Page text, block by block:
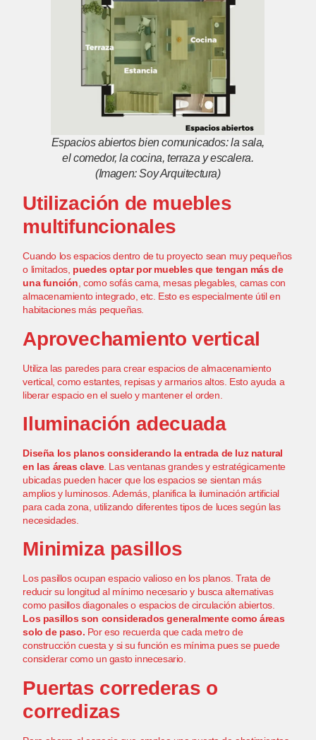
Espacios abiertos bien comunicados: la sala,
el comedor, la cocina, terraza y escalera.
(Imagen: Soy Arquitectura)
Utilización de muebles
multifuncionales
Cuando los espacios dentro de tu proyecto sean muy pequeños
o limitados, puedes optar por muebles que tengan más de
una función, como sofás cama, mesas plegables, camas con
almacenamiento integrado, etc. Esto es especialmente útil en
habitaciones más pequeñas.
Aprovechamiento vertical
Utiliza las paredes para crear espacios de almacenamiento
vertical, como estantes, repisas y armarios altos. Esto ayuda a
liberar espacio en el suelo y mantener el orden.
Iluminación adecuada
Diseña los planos considerando la entrada de luz natural
en las áreas clave. Las ventanas grandesy estratégicamente
ubicadas pueden hacer que los espacios se sientan más
amplios y luminosos. Además, planifica la iluminación artificial
para cada zona, utilizando diferentes tipos de luces según las
necesidades.
Minimiza pasillos
Los pasillos ocupan espacio valioso en los planos. Trata de
reducir su longitud al mínimo necesario y busca alternativas
como pasillos diagonales o espacios de circulación abiertos.
Los pasillos son considerados generalmente como áreas
solo de paso. Por eso recuerda que cada metro de
construcción cuesta y si su función es mínima pues se puede
considerar como un gasto innecesario.
Puertas correderas o
corredizas